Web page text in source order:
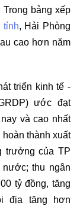
bảng xếp
tỉnh, Hải Phòng
cao hơn năm
triển kinh tế -
ước đạt
và cao nhất
thành xuất
trưởng của TP
thu ngân
tỷ đồng, tăng
địa tăng hơn